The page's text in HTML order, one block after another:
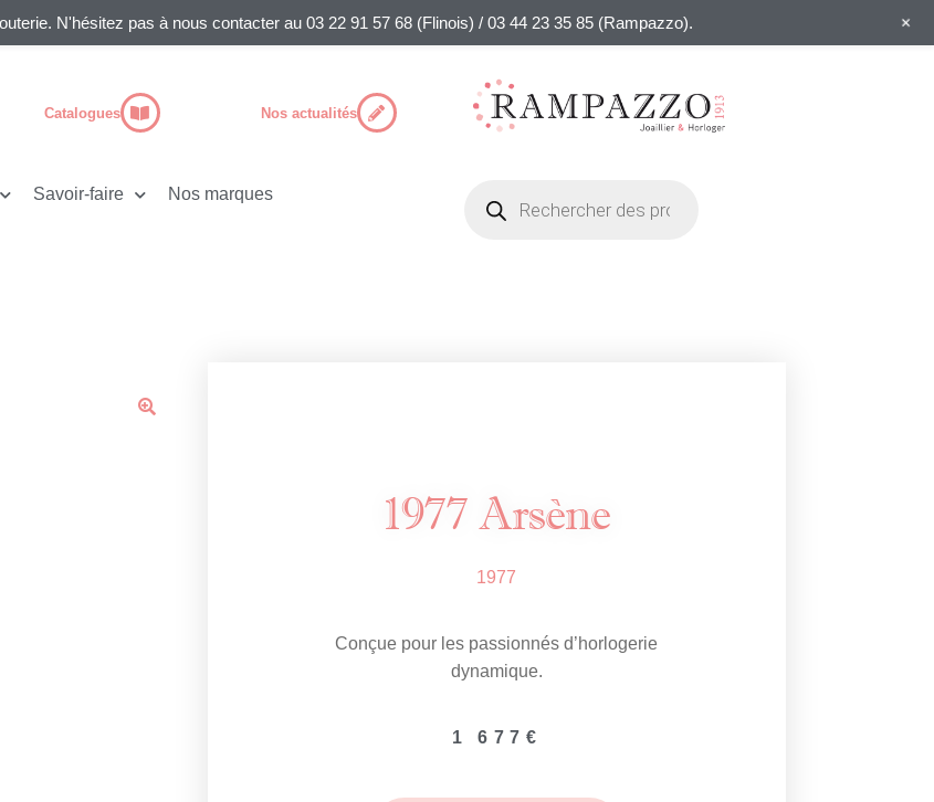
Catalogues Nos actualités
Savoir-faire Nos marques
1977 Arsène
1977
Conçue pour les passionnés d’horlogerie
dynamique.
1 677 €
N'hésitez pas à nous contacter au 03 22 91 57 68 (Flinois) / 03 44 23 35 85 (Rampazzo). +